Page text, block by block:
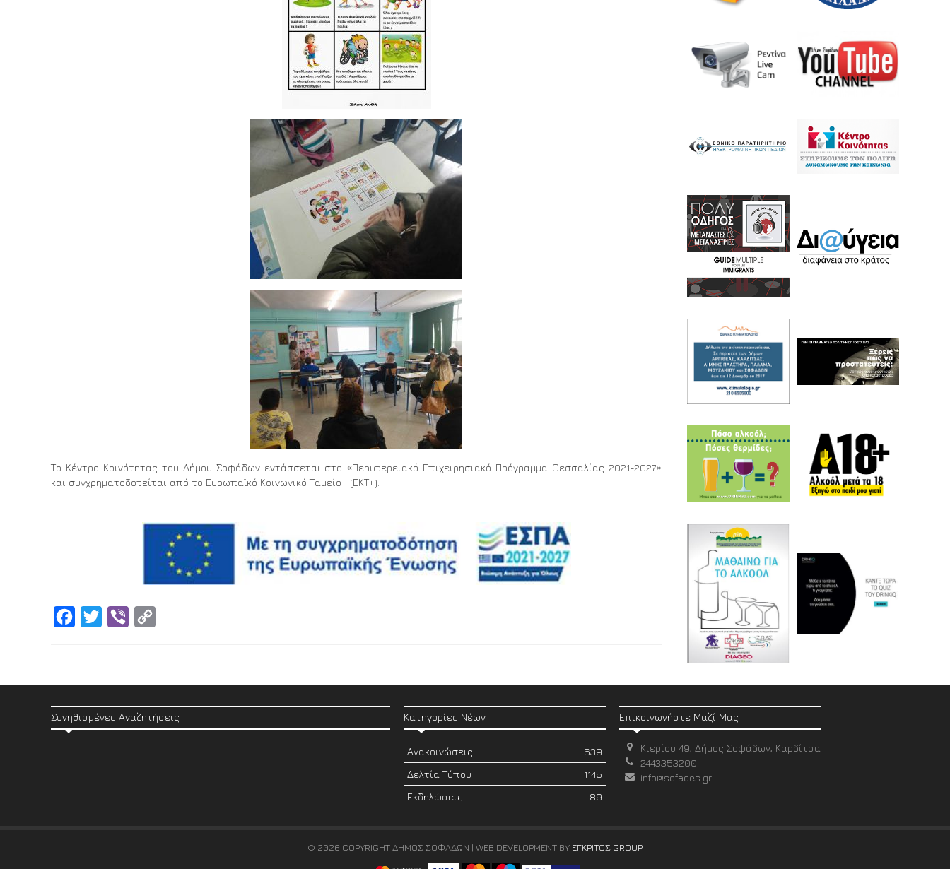
Το Κέντρο Κοινότητας του Δήμου Σοφάδων εντάσσεται στο «Περιφερειακό Επιχειρησιακό Πρόγραμμα Θεσσαλίας 2021-2027»
και συγχρηματοδοτείται από το Ευρωπαϊκό Κοινωνικό Ταμείο+ (ΕΚΤ+).
Facebook
Twitter Viber
Συνηθισμένες Αναζητήσεις Κατηγορίες Νέων
Ανακοινώσεις
639
Δελτία Τύπου
1145
Εκδηλώσεις
89
Επικοινωνήστε Μαζί Μας
Κιερίου 49, Δήμος Σοφάδων, Καρδίτσα
2443353200
info@sofades.gr
© 2026 COPYRIGHT ΔΗΜΟΣ ΣΟΦΑΔΩΝ | WEB DEVELOPMENT BY ΕΓΚΡΙΤΟΣ GROUP